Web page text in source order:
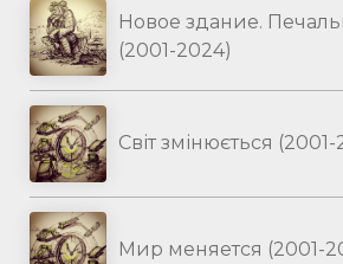
Новое здание.
(2001-2024)
Світ змінюється
Мир меняется (2001-